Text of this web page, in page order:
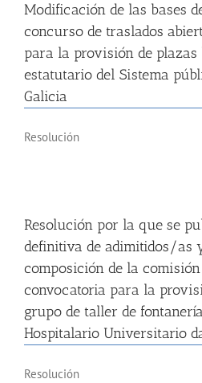
Modificación de las bases
concurso de traslados
para la provisión de plazas
estatutario del Sistema
Galicia
Resolución
Resolución por la que se
definitiva de adimitidos/as
composición de la
convocatoria para la
grupo de taller de
Hospitalario Universitario
Resolución